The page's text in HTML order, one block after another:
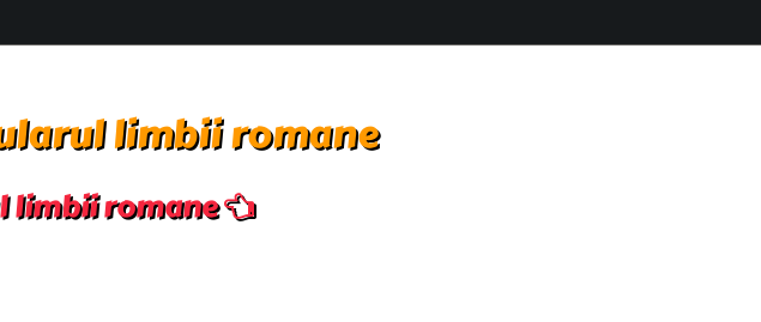
limbii romane
limbii romane